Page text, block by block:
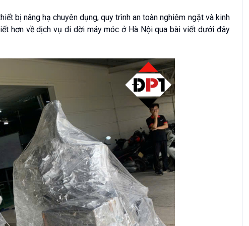
bị nâng hạ chuyên dụng, quy trình an toàn nghiêm ngặt và kinh
hơn về dịch vụ di dời máy móc ở Hà Nội qua bài viết dưới đây